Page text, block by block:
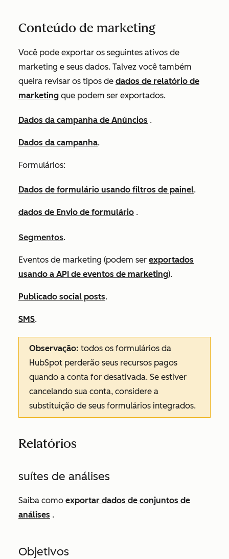
Conteúdo de marketing
Você pode exportar os seguintes ativos de
marketing e seus dados. Talvez você também
queira revisar os tipos de dados de relatório de
marketing que podem ser exportados.
Dados da campanha de Anúncios .
Dados da campanha.
Formulários:
Dados de formulário usando filtros de painel.
dados de Envio de formulário .
Segmentos.
Eventos de marketing (podem ser exportados
usando a API de eventos de marketing).
Publicado social posts.
SMS.
Observação: todos os formulários da
HubSpot perderão seus recursos pagos
quando a conta for desativada. Se estiver
cancelando sua conta, considere a
substituição de seus formulários integrados.
Relatórios
suítes de análises
Saiba como exportar dados de conjuntos de
análises .
Objetivos